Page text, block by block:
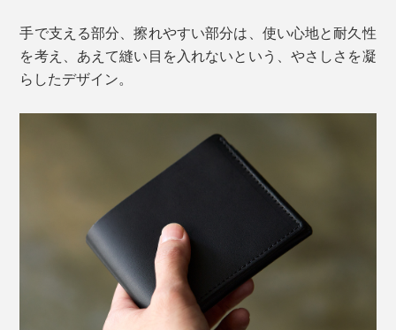
手で支える部分、擦れやすい部分は、使い心地と耐久性
を考え、あえて縫い目を入れないという、やさしさを凝
らしたデザイン。